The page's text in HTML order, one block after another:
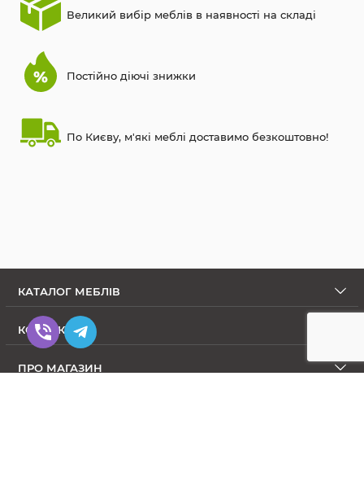
Великий вибір меблів в наявності на складі
Постійно діючі знижки
По Києву, м'які меблі доставимо безкоштовно!
КАТАЛОГ МЕБЛІВ
КОНТАКТИ
ПРО МАГАЗИН